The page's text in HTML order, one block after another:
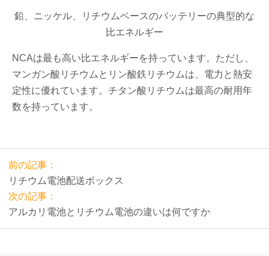
鉛、ニッケル、リチウムベースのバッテリーの典型的な
比エネルギー
NCAは最も高い比エネルギーを持っています。ただし、
マンガン酸リチウムとリン酸鉄リチウムは、電力と熱安
定性に優れています。チタン酸リチウムは最高の耐用年
数を持っています。
前の記事：
リチウム電池配送ボックス
次の記事：
アルカリ電池とリチウム電池の違いは何ですか